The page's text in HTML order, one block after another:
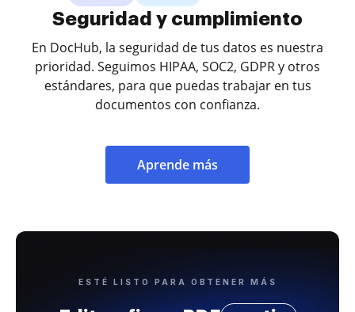
Seguridad y cumplimiento
En DocHub, la seguridad de tus datos es nuestra
prioridad. Seguimos HIPAA, SOC2, GDPR y otros
estándares, para que puedas trabajar en tus
documentos con confianza.
Aprende más
ESTÉ LISTO PARA OBTENER MÁS